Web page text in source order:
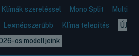
Klímák szereléssel Mono Split
Multi
Legnépszerűbb Klíma telepítés
ÚJ
os modelljeink